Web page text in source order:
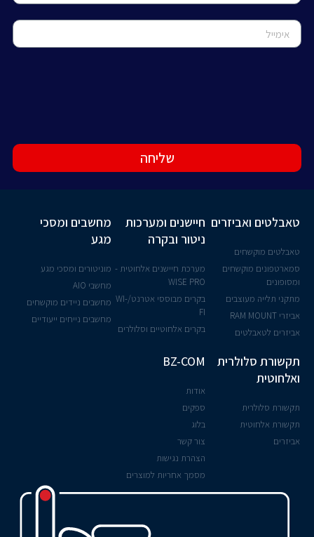
שליחה
טאבלטים ואביזרים
טאבלטים מוקשחים
סמארטפונים מוקשחים
ומסופונים
מתקני תלייה מעוצבים
אביזרי RAM MOUNT
אביזרים לטאבלטים
חיישנים ומערכות
ניטור ובקרה
מערכת חיישנים אלחוטית -
WISE PRO
בקרים מבוססי אטרנט/WI-
FI
בקרים אלחוטיים וסלולרים
מחשבים ומסכי
מגע
מוניטורים ומסכי מגע
מחשבי AIO
מחשבים ניידים מוקשחים
מחשבים נייחים ייעודיים
תקשורת סלולרית
ואלחוטית
תקשורת סלולרית
תקשורת אלחוטית
אביזרים
BZ-COM
אודות
ספקים
בלוג
צור קשר
הצהרת נגישות
מסמך אחריות למוצרים